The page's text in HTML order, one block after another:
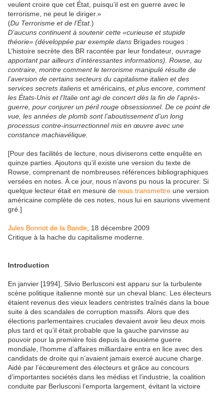
veulent croire que cet État, puisqu’il est en guerre avec le
terrorisme, ne peut le diriger.»
(Du Terrorisme et de l’État.)
D’aucuns continuent à soutenir cette «curieuse et stupide
théorie» (développée par exemple dans Brigades rouges :
L’histoire secrète des BR racontée par leur fondateur , ouvrage
apportant par ailleurs d’intéressantes informations). Rowse, au
contraire, montre comment le terrorisme manipulé résulte de
l’aversion de certains secteurs du capitalisme italien et des
services secrets italiens et américains , et plus encore, comment
les États-Unis et l’Italie ont agi de concert dès la fin de l’après-
guerre, pour conjurer un péril rouge obsessionnel. De ce point de
vue, les années de plomb sont l’aboutissement d’un long
processus contre-insurrectionnel mis en œuvre avec une
constance machiavélique.
[Pour des facilités de lecture, nous diviserons cette enquête en
quinze parties. Ajoutons qu’il existe une version du texte de
Rowse, comprenant de nombreuses références bibliographiques
versées en notes. À ce jour, nous n’avons pu nous la procurer. Si
quelque lecteur était en mesure de nous transmettre une version
américaine complète de ces notes, nous lui en saurions vivement
gré.]
Jules Bonnot de la Bande , 18 décembre 2009
Critique à la hache du capitalisme moderne.
Introduction
En janvier [1994], Silvio Berlusconi est apparu sur la turbulente
scène politique italienne monté sur un cheval blanc. Les électeurs
étaient revenus des vieux leaders centristes traînés dans la boue
suite à des scandales de corruption massifs. Alors que des
élections parlementaires cruciales devaient avoir lieu deux mois
plus tard et qu’il était probable que la gauche parvinsse au
pouvoir pour la première fois depuis la deuxième guerre
mondiale, l’homme d’affaires milliardaire entra en lice avec des
candidats de droite qui n’avaient jamais exercé aucune charge.
Aidé par l’écœurement des électeurs et grâce au concours
d’importantes sociétés dans les médias et l’industrie, la coalition
conduite par Berlusconi l’emporta largement, évitant la victoire